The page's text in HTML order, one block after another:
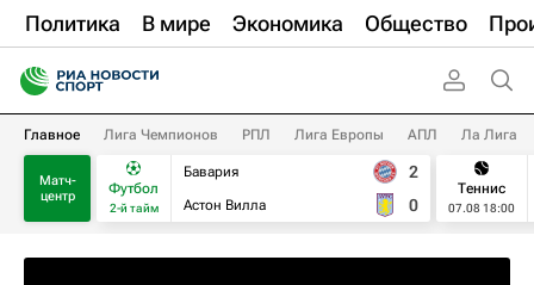
Политика В мире Экономика Общество
Главное Лига Чемпионов РПЛ Лига Европы АПЛ Ла Лига
Матч-
центр
Футбол
2-й тайм
Бавария
Астон Вилла
2
0
Теннис
07.08 18:00